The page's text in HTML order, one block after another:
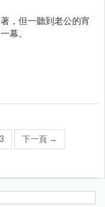
，但一聽到老公的宵
幕。
3 下一頁 →